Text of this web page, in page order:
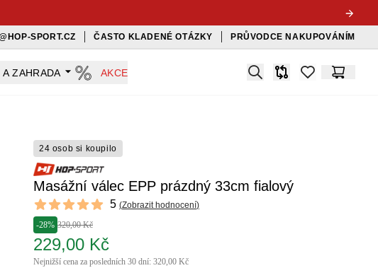
SPORT.CZ ČASTO KLADENÉ OTÁZKY PRŮVODCE NAKUPOVÁNÍM
A ZAHRADA AKCE Search
Srovnávačitems inKošík
24 osob si koupilo
Masážní válec EPP prázdný 33cm fialový
Reviews
5 out of 5 stars 5 (Zobrazit hodnocení)
-28% 320,00 Kč
229,00 Kč
Nejnižší cena za posledních 30 dní: 320,00 Kč